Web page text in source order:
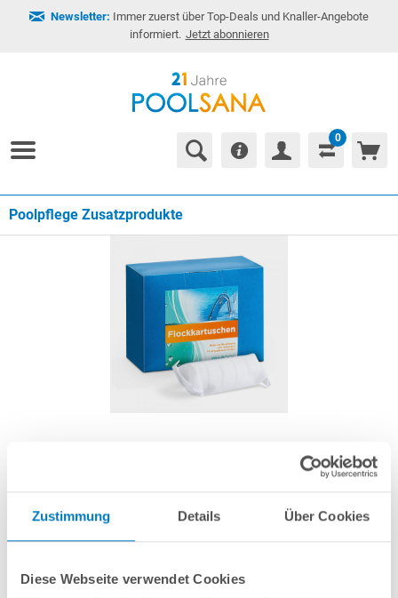
Zustimmung Details Über Cookies
Diese Webseite verwendet Cookies
Newsletter: Immer zuerst über Top-Deals und Knaller-Angebote
informiert. Jetzt abonnieren
0
Poolpflege Zusatzprodukte
252523